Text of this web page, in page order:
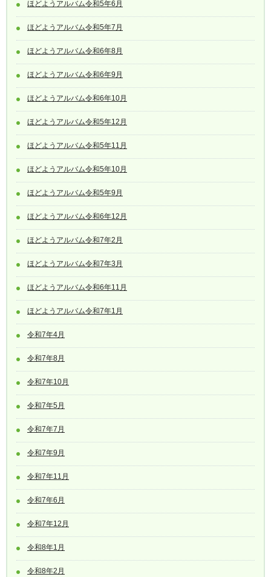
ほどようアルバム令和5年6月
ほどようアルバム令和5年7月
ほどようアルバム令和6年8月
ほどようアルバム令和6年9月
ほどようアルバム令和6年10月
ほどようアルバム令和5年12月
ほどようアルバム令和5年11月
ほどようアルバム令和5年10月
ほどようアルバム令和5年9月
ほどようアルバム令和6年12月
ほどようアルバム令和7年2月
ほどようアルバム令和7年3月
ほどようアルバム令和6年11月
ほどようアルバム令和7年1月
令和7年4月
令和7年8月
令和7年10月
令和7年5月
令和7年7月
令和7年9月
令和7年11月
令和7年6月
令和7年12月
令和8年1月
令和8年2月